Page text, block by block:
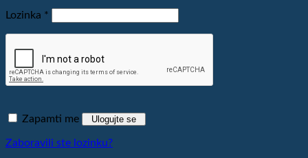
Lozinka *
Zapamti me Ulogujte se
Zaboravili ste lozinku?